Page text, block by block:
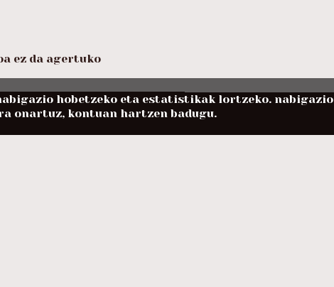
ez da agertuko
hobetzeko eta estatistikak lortzeko. nabigazio
onartuz, kontuan hartzen badugu.